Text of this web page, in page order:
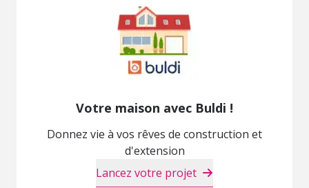
Votre maison avec Buldi !
Donnez vie à vos rêves de construction et
d'extension
Lancez votre projet